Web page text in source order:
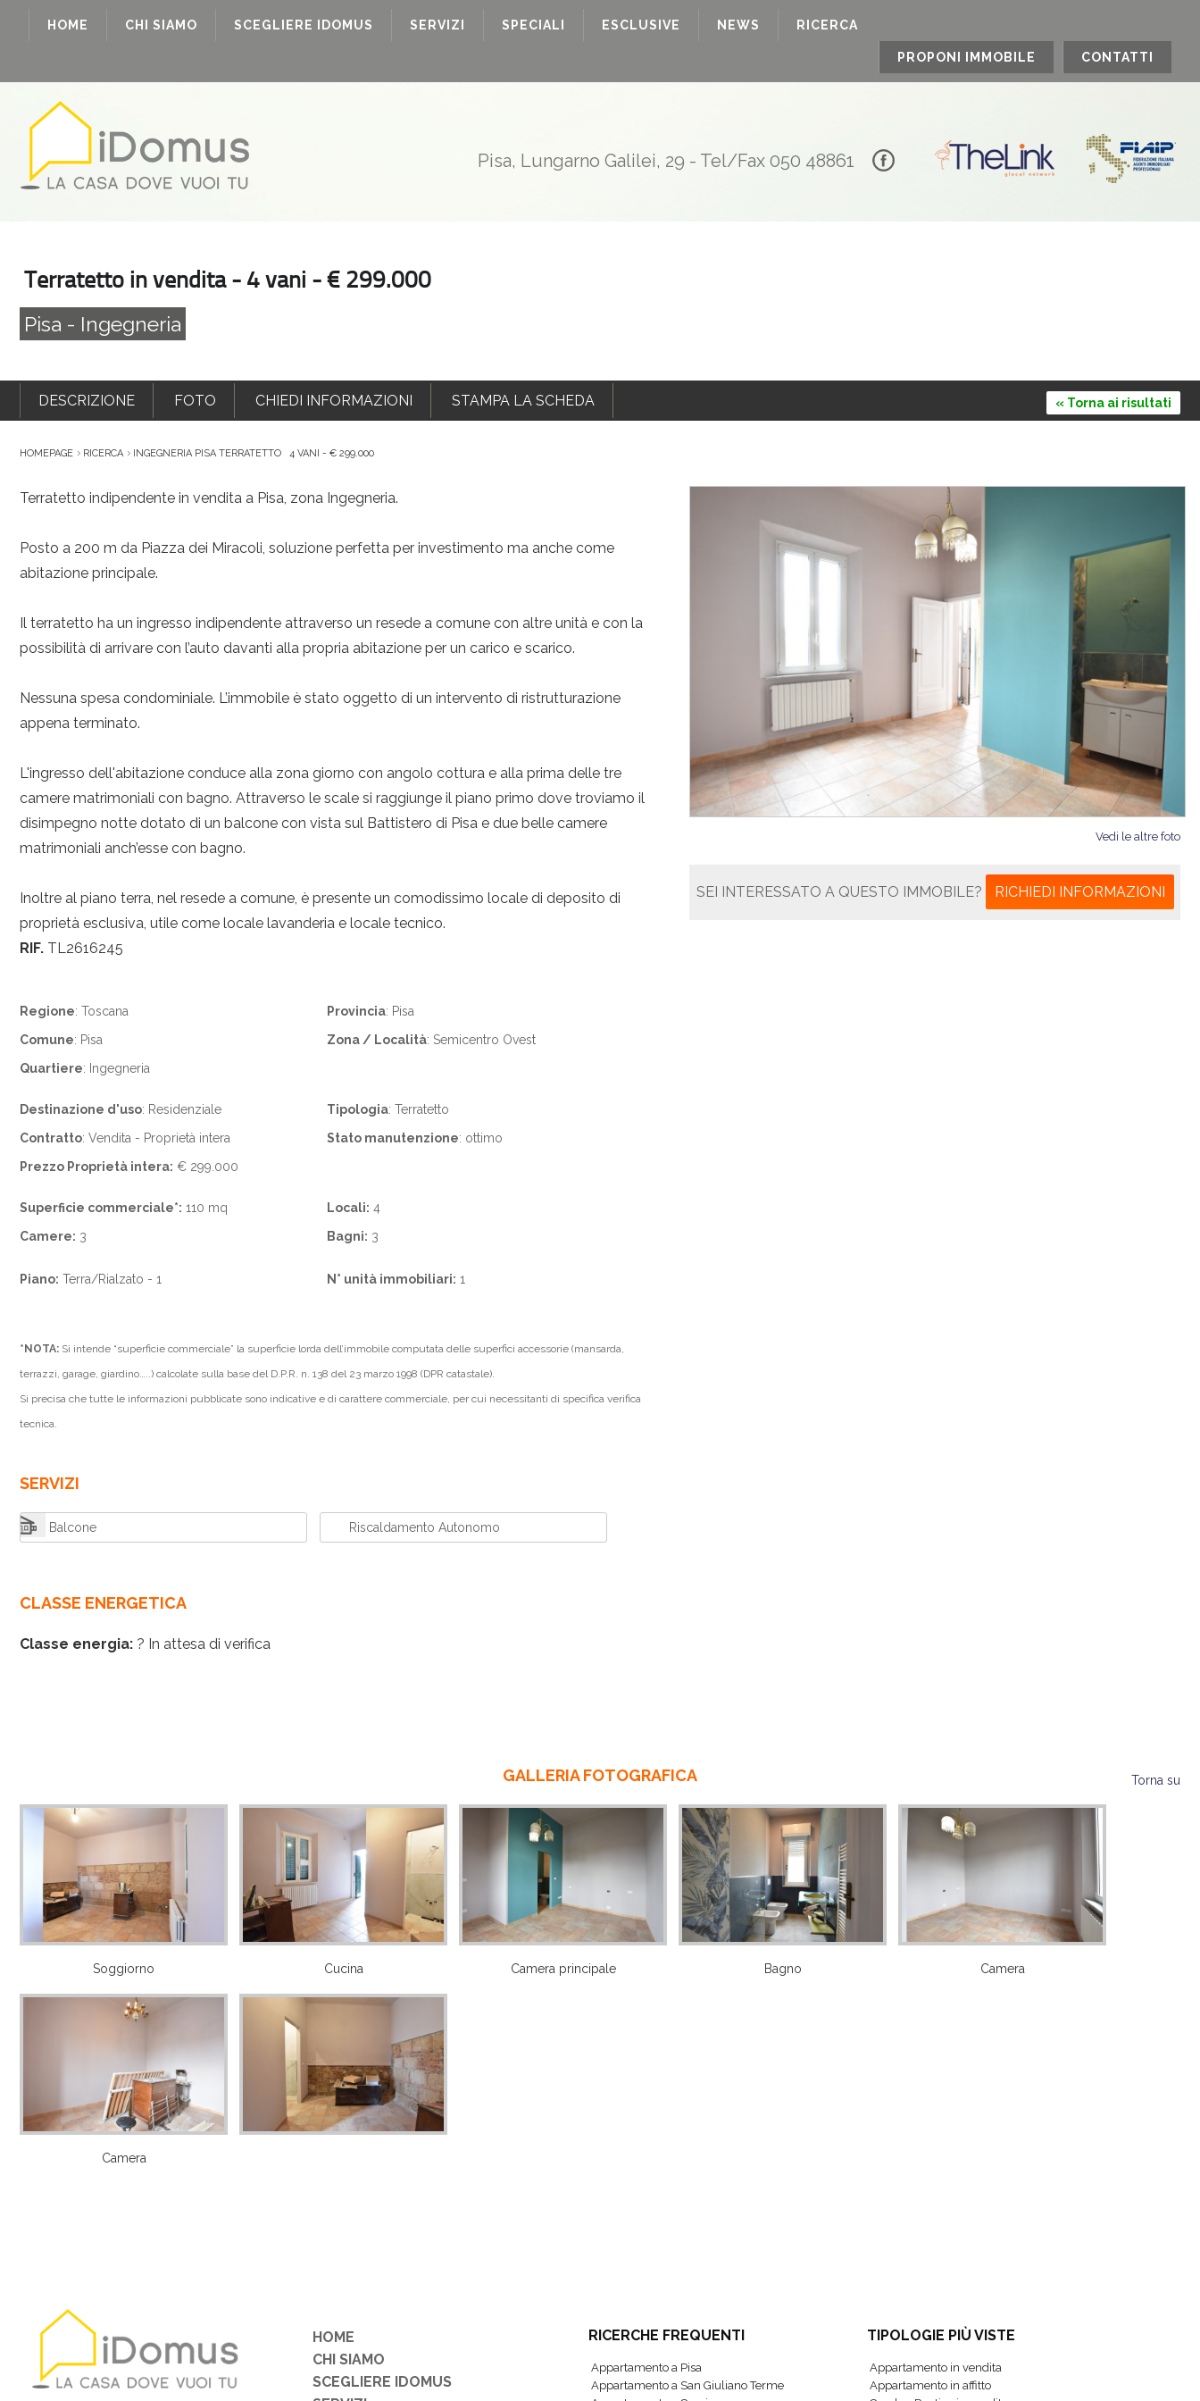
HOME CHI SIAMO SCEGLIERE IDOMUS SERVIZI SPECIALI ESCLUSIVE NEWS RICERCA
PROPONI IMMOBILE CONTATTI
Pisa, Lungarno Galilei, 29 - Tel/Fax 050 48861
Terratetto in vendita - 4 vani - € 299.000
Pisa - Ingegneria
DESCRIZIONE FOTO CHIEDI INFORMAZIONI STAMPA LA SCHEDA « Torna ai risultati
HOMEPAGE RICERCA INGEGNERIA PISA TERRATETTO 4 VANI - € 299.000
Vedi le altre foto
SEI INTERESSATO A QUESTO IMMOBILE? RICHIEDI INFORMAZIONI
Terratetto indipendente in vendita a Pisa, zona Ingegneria.
Posto a 200 m da Piazza dei Miracoli, soluzione perfetta per investimento ma anche come
abitazione principale.
Il terratetto ha un ingresso indipendente attraverso un resede a comune con altre unità e con la
possibilità di arrivare con l’auto davanti alla propria abitazione per un carico e scarico.
Nessuna spesa condominiale. L’immobile è stato oggetto di un intervento di ristrutturazione
appena terminato.
L'ingresso dell'abitazione conduce alla zona giorno con angolo cottura e alla prima delle tre
camere matrimoniali con bagno. Attraverso le scale si raggiunge il piano primo dove troviamo il
disimpegno notte dotato di un balcone con vista sul Battistero di Pisa e due belle camere
matrimoniali anch’esse con bagno.
Inoltre al piano terra, nel resede a comune, è presente un comodissimo locale di deposito di
proprietà esclusiva, utile come locale lavanderia e locale tecnico.
RIF. TL2616245
Regione: Toscana Provincia: Pisa
Comune: Pisa Zona / Località: Semicentro Ovest
Quartiere: Ingegneria
Destinazione d'uso: Residenziale Tipologia: Terratetto
Contratto: Vendita - Proprietà intera Stato manutenzione: ottimo
Prezzo Proprietà intera: € 299.000
Superficie commerciale*: 110 mq Locali: 4
Camere: 3 Bagni: 3
Piano: Terra/Rialzato - 1 N° unità immobiliari: 1
*NOTA: Si intende “superficie commerciale” la superficie lorda dell’immobile computata delle superfici accessorie (mansarda,
terrazzi, garage, giardino…..) calcolate sulla base del D.P.R. n. 138 del 23 marzo 1998 (DPR catastale).
Si precisa che tutte le informazioni pubblicate sono indicative e di carattere commerciale, per cui necessitanti di specifica verifica
tecnica.
SERVIZI
Balcone Riscaldamento Autonomo
CLASSE ENERGETICA
Classe energia: ? In attesa di verifica
GALLERIA FOTOGRAFICA Torna su
Soggiorno Cucina Camera principale Bagno Camera
Camera
HOME
CHI SIAMO
SCEGLIERE IDOMUS
RICERCHE FREQUENTI
Appartamento a Pisa
Appartamento a San Giuliano Terme
TIPOLOGIE PIÙ VISTE
Appartamento in vendita
Appartamento in affitto